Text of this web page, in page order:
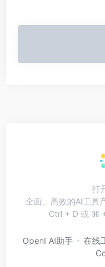
打
全面、高效的AI工具
Ctrl + D 或 ⌘ +
OpenI AI助手 在线